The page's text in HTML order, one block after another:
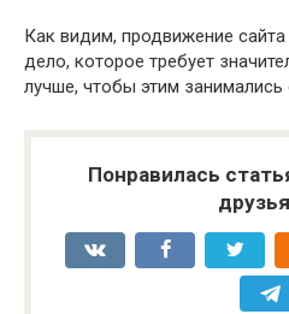
Как видим, продвижение
дело, которое требует
лучше, чтобы этим занимались
Понравилась